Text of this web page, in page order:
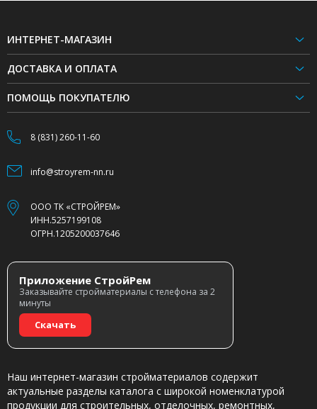
ИНТЕРНЕТ-МАГАЗИН
ДОСТАВКА И ОПЛАТА
ПОМОЩЬ ПОКУПАТЕЛЮ
8 (831) 260-11-60
info@stroyrem-nn.ru
ООО ТК «СТРОЙРЕМ»
ИНН.5257199108
ОГРН.1205200037646
Приложение СтройРем
Заказывайте стройматериалы с телефона за 2
минуты
Скачать
Наш интернет-магазин стройматериалов содержит
актуальные разделы каталога с широкой номенклатурой
продукции для строительных, отделочных, ремонтных,